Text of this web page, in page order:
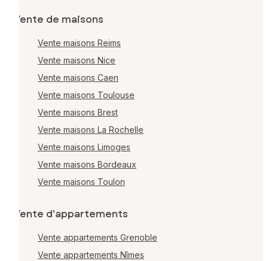
Vente de maisons
Vente maisons Reims
Vente maisons Nice
Vente maisons Caen
Vente maisons Toulouse
Vente maisons Brest
Vente maisons La Rochelle
Vente maisons Limoges
Vente maisons Bordeaux
Vente maisons Toulon
Vente d'appartements
Vente appartements Grenoble
Vente appartements Nîmes